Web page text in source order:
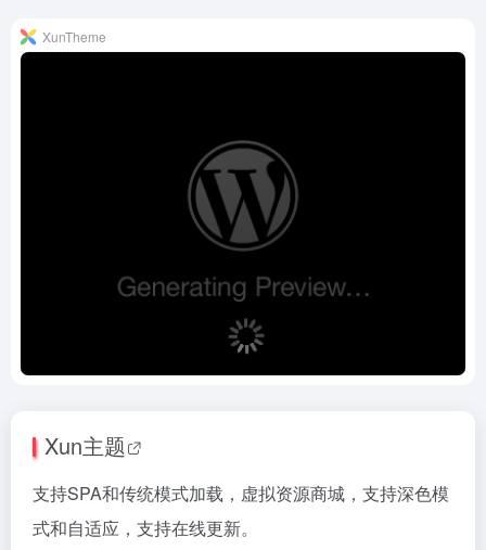
XunTheme
Xun主题
支持SPA和传统模式加载，虚拟资源商城，支持深色模
式和自适应，支持在线更新。